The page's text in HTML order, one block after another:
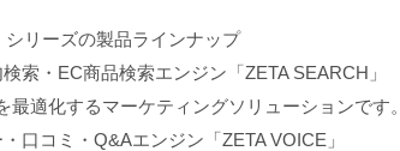
シリーズの製品ラインナップ
検索・EC商品検索エンジン「ZETA SEARCH」
最適化するマーケティングソリューションです。
・口コミ・Q&Aエンジン「ZETA VOICE」